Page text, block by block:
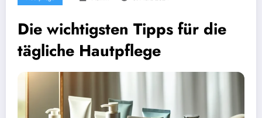
Die wichtigsten Tipps für die
tägliche Hautpflege